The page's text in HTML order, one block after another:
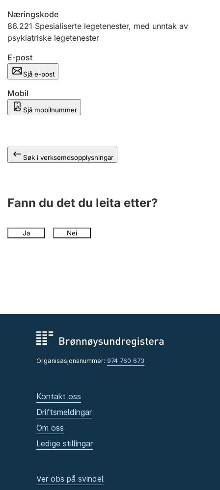
Andre tema
Næringskode
86.221 Spesialiserte legetenester, med unntak av
psykiatriske legetenester
E-post
Sjå e-post
Mobil
Sjå mobilnummer
Søk i verksemdsopplysningar
Fann du det du leita etter?
Ja Nei
Organisasjonsnummer: 974 760 673
Kontakt oss
Driftsmeldingar
Om oss
Ledige stillingar
Ver obs på svindel